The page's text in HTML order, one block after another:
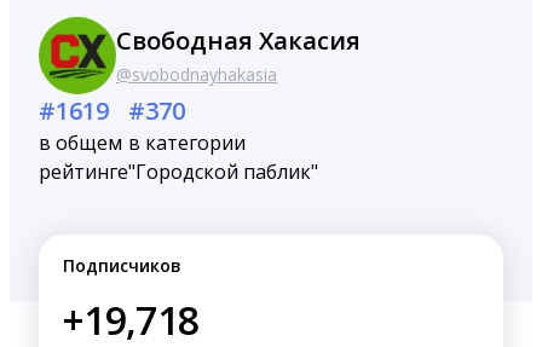
Свободная Хакасия
@svobodnayhakasia
#1619
в общем
рейтинге
#370
в категории
"Городской паблик"
Подписчиков
+19,718